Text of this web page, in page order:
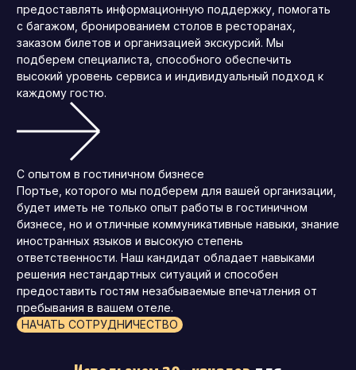
предоставлять информационную поддержку, помогать
с багажом, бронированием столов в ресторанах,
заказом билетов и организацией экскурсий. Мы
подберем специалиста, способного обеспечить
высокий уровень сервиса и индивидуальный подход к
каждому гостю.
С опытом в гостиничном бизнесе
Портье, которого мы подберем для вашей организации,
будет иметь не только опыт работы в гостиничном
бизнесе, но и отличные коммуникативные навыки, знание
иностранных языков и высокую степень
ответственности. Наш кандидат обладает навыками
решения нестандартных ситуаций и способен
предоставить гостям незабываемые впечатления от
пребывания в вашем отеле.
НАЧАТЬ СОТРУДНИЧЕСТВО